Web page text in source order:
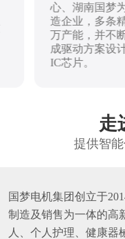
心、湖南国梦
造企业，多条
万产能，并不
成驱动方案设
IC芯片。
走
提供智
国梦电机集团创立于
制造及销售为一体的高
人、个人护理、健康器